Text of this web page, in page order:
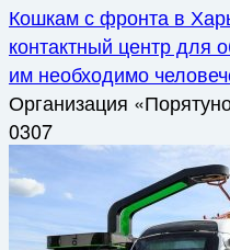
Кошкам с фронта в
контактный центр для
им необходимо
Организация
0307